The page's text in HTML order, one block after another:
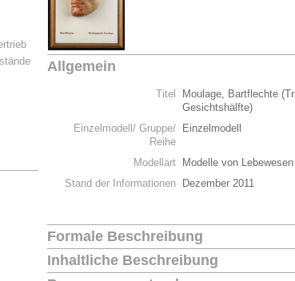
Allgemein
Titel
Moulage, Bartflechte
Gesichtshälfte)
Einzelmodell/ Gruppe/
Reihe
Einzelmodell
Modellart
Modelle von
Stand der Informationen
Dezember 2011
Formale Beschreibung
Inhaltliche Beschreibung